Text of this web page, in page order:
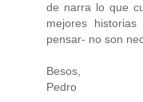
de narra lo que
mejores
pensar- no son
Besos,
Pedro